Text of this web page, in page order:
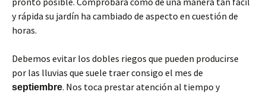
y rápida su jardín ha cambiado de aspecto en cuestión de
horas.
Debemos evitar los dobles riegos que pueden producirse
por las lluvias que suele traer consigo el mes de
septiembre. Nos toca prestar atención al tiempo y